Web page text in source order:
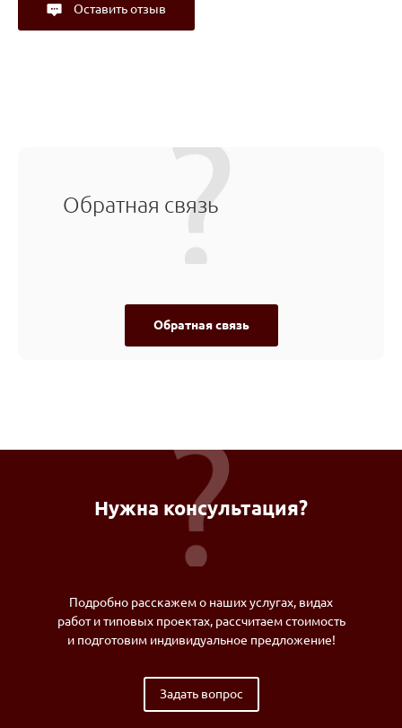
Оставить отзыв
Обратная связь
Обратная связь
Нужна консультация?
Подробно расскажем о наших услугах, видах
работ и типовых проектах, рассчитаем стоимость
и подготовим индивидуальное предложение!
Задать вопрос